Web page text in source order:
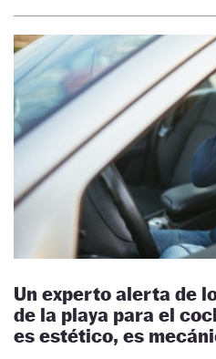
Un experto alerta de
de la playa para el
es estético, es